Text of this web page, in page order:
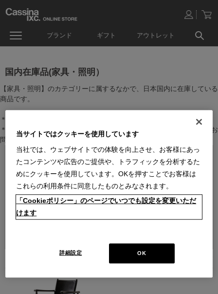
ブランド ギフト アウトレット
国内在庫品(家具・照明）
【家具・照明】のカテゴリーに属するなかで、日本国内に在庫している
商品です。
＊絞り込み機能で商品検索することができます。
＊全店舗で在庫を共有しておりますので、最新の在庫状況についてはお
問い合わせください。
当サイトではクッキーを使用しています
当社では、ウェブサイトでの体験を向上させ、お客様にあっ
たコンテンツや広告のご提供や、トラフィックを分析するた
めにクッキーを使用しています。OKを押すことでお客様は
これらの利用条件に同意したものとみなされます。
「Cookieポリシー」のページでいつでも設定を変更いただ
けます
OK
詳細設定